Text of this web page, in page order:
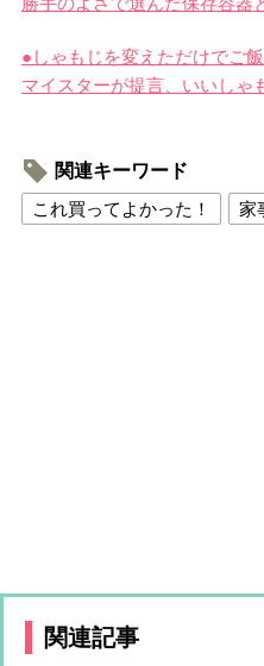
●しゃもじを変えただけでご
マイスターが提言、いいしゃ
関連キーワード
これ買ってよかった！
家
関連記事